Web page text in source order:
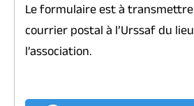
Le formulaire est à
courrier postal à l’Urssaf du
l’association.